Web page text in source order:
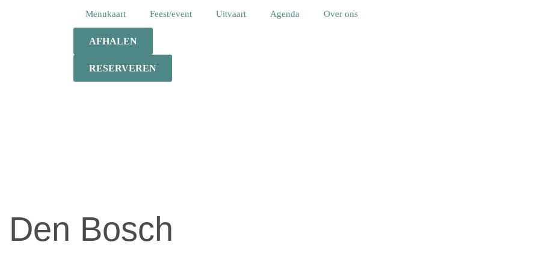
Menukaart Feest/event Uitvaart Agenda Over ons
AFHALEN
RESERVEREN
Den Bosch